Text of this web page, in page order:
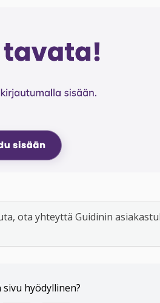
ota yhteyttä Guidinin
hyödyllinen?